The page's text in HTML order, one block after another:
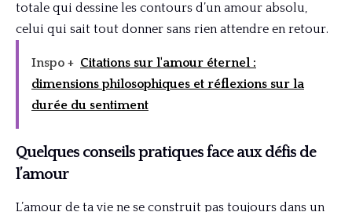
totale qui dessine les contours d’un amour absolu,
celui qui sait tout donner sans rien attendre en retour.
Inspo + Citations sur l'amour éternel :
dimensions philosophiques et réflexions sur la
durée du sentiment
Quelques conseils pratiques face aux défis de
l’amour
L’amour de ta vie ne se construit pas toujours dans un